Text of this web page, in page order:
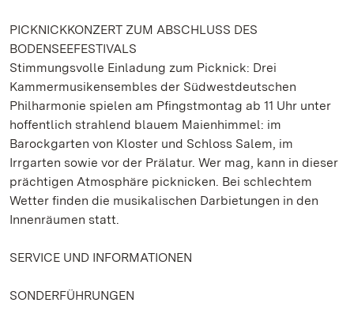
PICKNICKKONZERT ZUM ABSCHLUSS DES
BODENSEEFESTIVALS
Stimmungsvolle Einladung zum Picknick: Drei
Kammermusikensembles der Südwestdeutschen
Philharmonie spielen am Pfingstmontag ab 11 Uhr unter
hoffentlich strahlend blauem Maienhimmel: im
Barockgarten von Kloster und Schloss Salem, im
Irrgarten sowie vor der Prälatur. Wer mag, kann in dieser
prächtigen Atmosphäre picknicken. Bei schlechtem
Wetter finden die musikalischen Darbietungen in den
Innenräumen statt.
SERVICE UND INFORMATIONEN
SONDERFÜHRUNGEN